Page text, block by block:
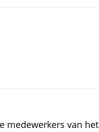
medewerkers van het